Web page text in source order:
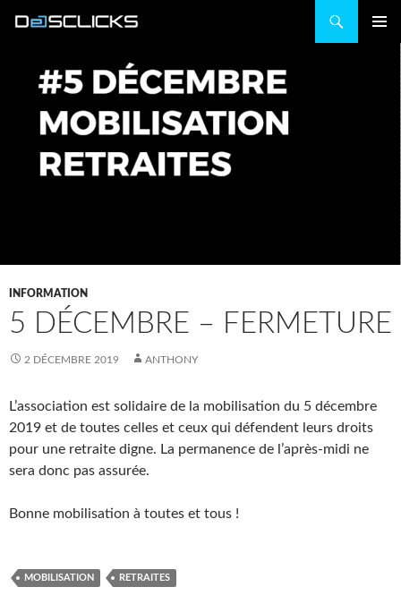
CONTENU
INFORMATION
5 DÉCEMBRE – FERMETURE
2 DÉCEMBRE 2019 ANTHONY
L’association est solidaire de la mobilisation du 5 décembre
2019 et de toutes celles et ceux qui défendent leurs droits
pour une retraite digne. La permanence de l’après-midi ne
sera donc pas assurée.
Bonne mobilisation à toutes et tous !
MOBILISATION RETRAITES